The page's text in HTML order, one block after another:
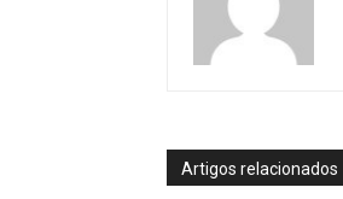
Artigos relacionados